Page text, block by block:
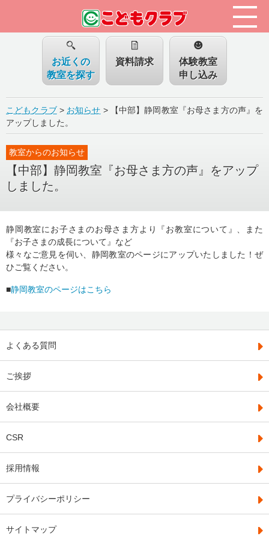
お近くの
教室を探す
資料請求
体験教室
申し込み
こどもクラブ> お知らせ >
【中部】静岡教室『お母さま方の声』を
アップしました。
【中部】静岡教室『お母さま方の声』をアップ
しました。
教室からのお知らせ
静岡教室にお子さまのお母さま方より『お教室について』、また
『お子さまの成長について』など
様々なご意見を伺い、静岡教室のページにアップいたしました！ぜ
ひご覧ください。
■静岡教室のページはこちら
よくある質問
ご挨拶
会社概要
CSR
採用情報
プライバシーポリシー
サイトマップ